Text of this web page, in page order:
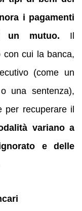
i pagamenti
mutuo. Il
con cui la banca,
(come un
una sentenza),
per recuperare il
variano a
e delle